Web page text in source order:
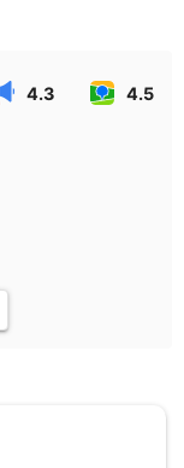
4.3 4.5